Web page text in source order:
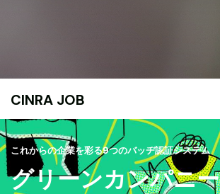
CINRA JOB
これからの企業を彩る9つのバッヂ認証システム
グリーンカンパニー